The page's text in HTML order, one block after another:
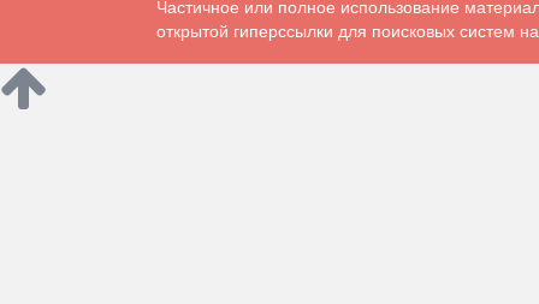
Частичное или полное использование
открытой гиперссылки для поисковых систем